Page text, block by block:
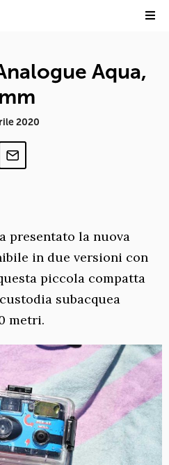
Aqua,
2020
presentato la nuova
in due versioni con
piccola compatta
subacquea
metri.